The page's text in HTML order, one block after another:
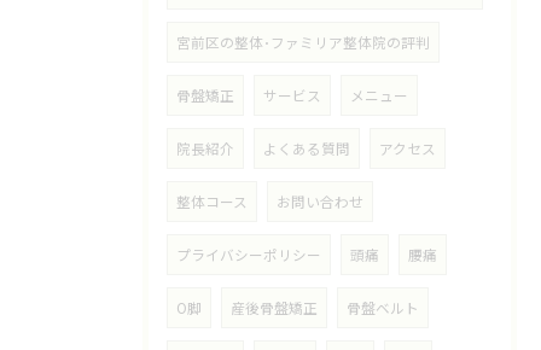
宮前区の整体･ファミリア整体院の評判
骨盤矯正 サービス メニュー
院長紹介 よくある質問 アクセス
整体コース お問い合わせ
プライバシーポリシー 頭痛 腰痛
O脚 産後骨盤矯正 骨盤ベルト